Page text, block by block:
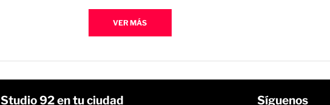
VER MÁS
Studio 92 en tu ciudad Síguenos